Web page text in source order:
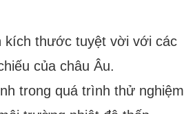
thước tuyệt vời với các
của châu Âu.
trong quá trình thử nghiệm